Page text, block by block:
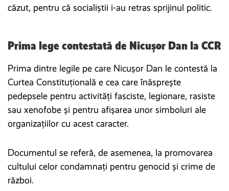
căzut, pentru că socialiștii i-au retras sprijinul politic.
Prima lege contestată de Nicușor Dan la CCR
Prima dintre legile pe care Nicușor Dan le contestă la
Curtea Constituțională e cea care înăsprește
pedepsele pentru activități fasciste, legionare, rasiste
sau xenofobe și pentru afișarea unor simboluri ale
organizațiilor cu acest caracter.
Documentul se referă, de asemenea, la promovarea
cultului celor condamnați pentru genocid și crime de
război.